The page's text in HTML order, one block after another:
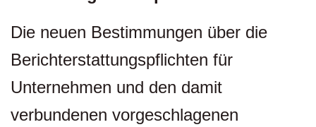
Die neuen Bestimmungen über die
Berichterstattungspflichten für
Unternehmen und den damit
verbundenen vorgeschlagenen